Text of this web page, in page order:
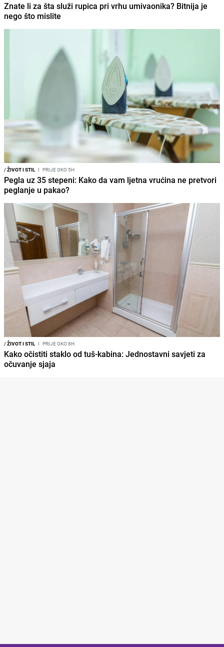
Znate li za šta služi rupica pri vrhu umivaonika? Bitnija je
nego što mislite
/ŽIVOT I STIL I PRIJE OKO 5H
Pegla uz 35 stepeni: Kako da vam ljetna vrućina ne pretvori
peglanje u pakao?
/ŽIVOT I STIL I PRIJE OKO 8H
Kako očistiti staklo od tuš-kabina: Jednostavni savjeti za
očuvanje sjaja